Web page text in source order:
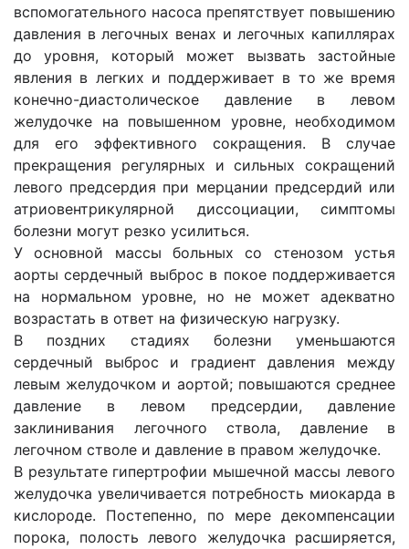
вспомогательного насоса препятствует повышению
давления в легочных венах и легочных капиллярах
до уровня, который может вызвать застойные
явления в легких и поддерживает в то же время
конечно-диастолическое давление в левом
желудочке на повышенном уровне, необходимом
для его эффективного сокращения. В случае
прекращения регулярных и сильных сокращений
левого предсердия при мерцании предсердий или
атриовентрикулярной диссоциации, симптомы
болезни могут резко усилиться.
У основной массы больных со стенозом устья
аорты сердечный выброс в покое поддерживается
на нормальном уровне, но не может адекватно
возрастать в ответ на физическую нагрузку.
В поздних стадиях болезни уменьшаются
сердечный выброс и градиент давления между
левым желудочком и аортой; повышаются среднее
давление в левом предсердии, давление
заклинивания легочного ствола, давление в
легочном стволе и давление в правом желудочке.
В результате гипертрофии мышечной массы левого
желудочка увеличивается потребность миокарда в
кислороде. Постепенно, по мере декомпенсации
порока, полость левого желу­дочка расширяется,